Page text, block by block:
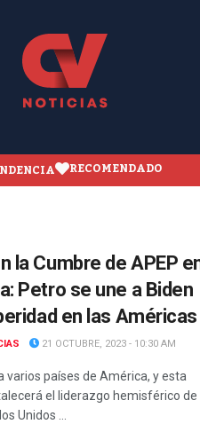
RECOMENDADO
la Cumbre de APEP
Petro se une a Biden
en las Américas
21 OCTUBRE, 2023 - 10:30 AM
varios países de América, y esta
el liderazgo hemisférico de
Unidos ...